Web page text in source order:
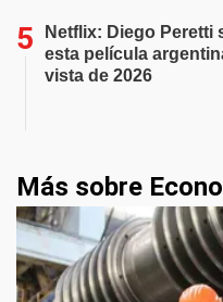
Netflix: Diego Peretti
esta película
vista de 2026
Más sobre